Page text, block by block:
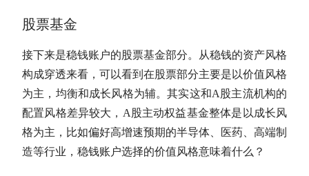
股票基金
接下来是稳钱账户的股票基金部分。从稳钱的资产风格
构成穿透来看，可以看到在股票部分主要是以价值风格
为主，均衡和成长风格为辅。其实这和A股主流机构的
配置风格差异较大， A股主动权益基金整体是以成长风
格为主，比如偏好高增速预期的半导体、医药、高端制
造等行业，稳钱账户选择的价值风格意味着什么？